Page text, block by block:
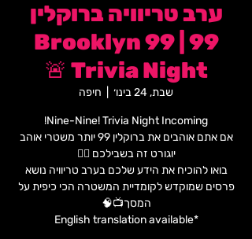
ערב טריוויה ברוקלין
99 | Brooklyn 99
Trivia Night 🚨
שבת, 24 בינו׳ חיפה
אם אתם אוהבים את ברוקלין 99 יותר משטרי אוהב
בואו להוכיח את הידע שלכם בערב טריוויה נושא
פרסים שמוקדש לקומדיית המשטרה הכי כיפית על
*English translation available